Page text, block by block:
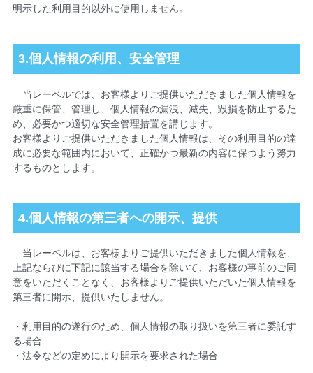
明示した利用目的以外に使用しません。
3.個人情報の利用、安全管理
当レーベルでは、お客様よりご提供いただきました個人情報を
厳重に保管、管理し、個人情報の漏洩、滅失、毀損を防止するた
め、必要かつ適切な安全管理措置を講じます。
お客様よりご提供いただきました個人情報は、その利用目的の達
成に必要な範囲内において、正確かつ最新の内容に保つよう努力
するものとします。
4.個人情報の第三者への開示、提供
当レーベルは、お客様よりご提供いただきました個人情報を、
上記ならびに下記に該当する場合を除いて、お客様の事前のご同
意をいただくことなく、お客様よりご提供いただいた個人情報を
第三者に開示、提供いたしません。
・利用目的の遂行のため、個人情報の取り扱いを第三者に委託す
る場合
・法令などの定めにより開示を要求された場合